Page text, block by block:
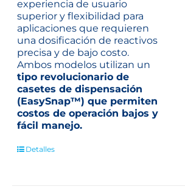
experiencia de usuario
superior y flexibilidad para
aplicaciones que requieren
una dosificación de reactivos
precisa y de bajo costo.
Ambos modelos utilizan un
tipo revolucionario de
casetes de dispensación
(EasySnap™) que permiten
costos de operación bajos y
fácil manejo.
Detalles